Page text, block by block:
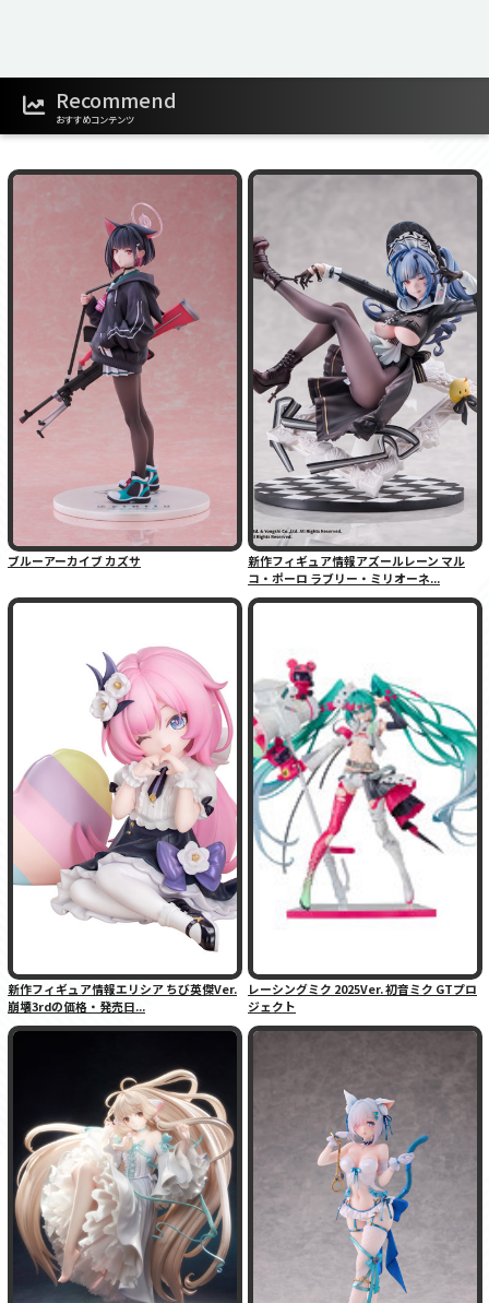
Recommend
おすすめコンテンツ
ブルーアーカイブ カズサ
新作フィギュア情報アズールレーン マル
コ・ポーロ ラブリー・ミリオーネ...
新作フィギュア情報エリシア ちび英傑Ver.
崩壊3rdの価格・発売日...
レーシングミク 2025Ver. 初音ミク GTプロ
ジェクト